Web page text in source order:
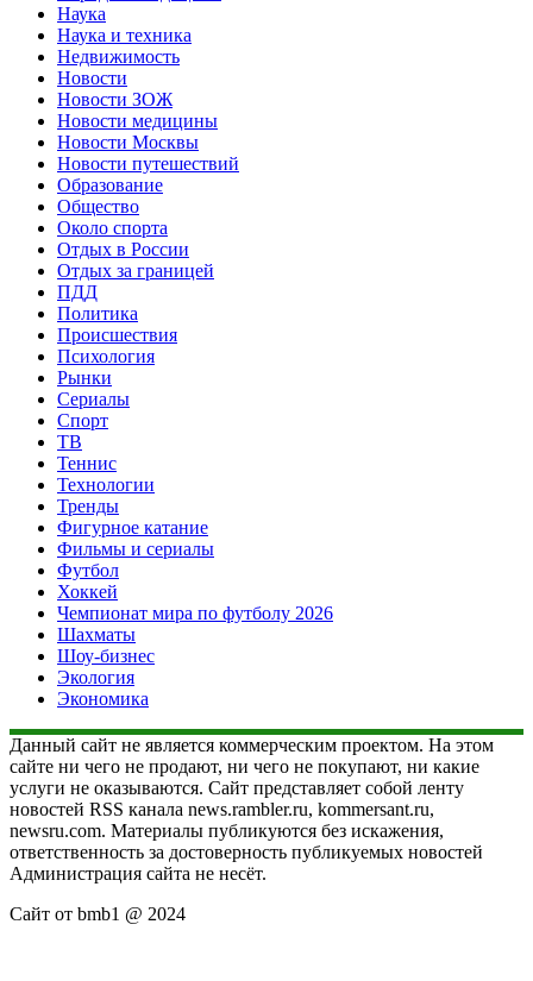
Наука
Наука и техника
Недвижимость
Новости
Новости ЗОЖ
Новости медицины
Новости Москвы
Новости путешествий
Образование
Общество
Около спорта
Отдых в России
Отдых за границей
ПДД
Политика
Происшествия
Психология
Рынки
Сериалы
Спорт
ТВ
Теннис
Технологии
Тренды
Фигурное катание
Фильмы и сериалы
Футбол
Хоккей
Чемпионат мира по футболу 2026
Шахматы
Шоу-бизнес
Экология
Экономика
Данный сайт не является коммерческим проектом. На этом
сайте ни чего не продают, ни чего не покупают, ни какие
услуги не оказываются. Сайт представляет собой ленту
новостей RSS канала news.rambler.ru, kommersant.ru,
newsru.com. Материалы публикуются без искажения,
ответственность за достоверность публикуемых новостей
Администрация сайта не несёт.
Сайт от bmb1 @ 2024